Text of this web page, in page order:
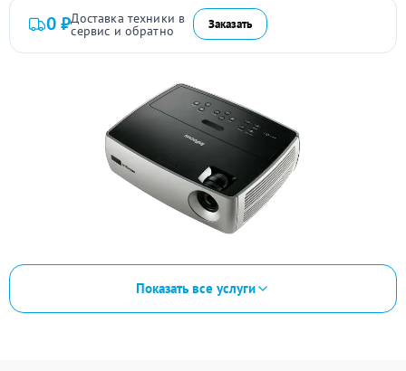
0 ₽Доставка техники в
сервис и обратно Заказать
Показать все услуги